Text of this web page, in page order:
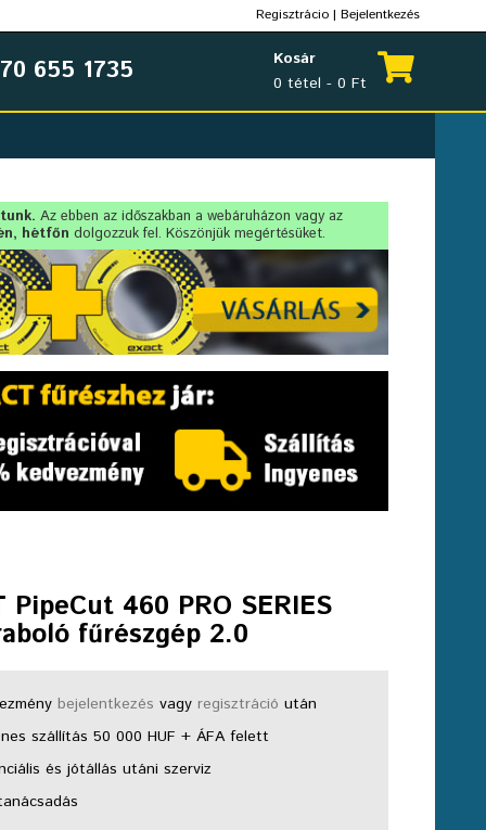
Regisztrácio | Bejelentkezés
655 1735
Kosár
0 tétel - 0 Ft
Az ebben az időszakban a webáruházon vagy az
hétfőn dolgozzuk fel. Köszönjük megértésüket.
PipeCut 460 PRO SERIES
fűrészgép 2.0
bejelentkezés vagyregisztráció után
szállítás 50 000 HUF + ÁFA felett
és jótállás utáni szerviz